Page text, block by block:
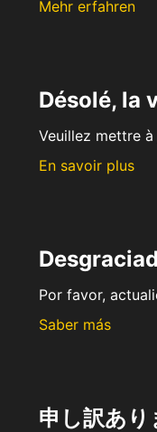
Mehr erfahren
Désolé, la
Veuillez mettre
En savoir plus
Por favor,
Saber más
申し訳あ